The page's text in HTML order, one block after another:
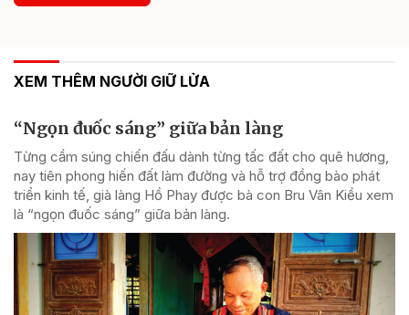
XEM THÊM NGƯỜI GIỮ LỬA
“Ngọn đuốc sáng” giữa bản làng
Từng cầm súng chiến đấu dành từng tấc đất cho quê hương,
nay tiên phong hiến đất làm đường và hỗ trợ đồng bào phát
triển kinh tế, già làng Hồ Phay được bà con Bru Vân Kiều xem
là “ngọn đuốc sáng” giữa bản làng.